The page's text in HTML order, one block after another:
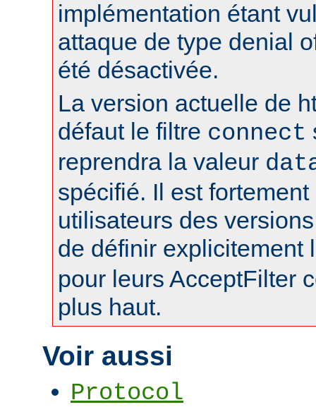
implémentation étant
attaque de type denial
été désactivée.
La version actuelle de
défaut le filtre connect
reprendra la valeur
spécifié. Il est
utilisateurs des
de définir explicitement
pour leurs AcceptFilter
plus haut.
Voir aussi
Protocol